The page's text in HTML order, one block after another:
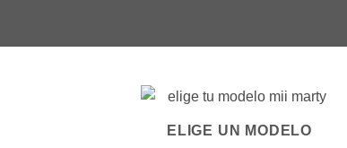
ELIGE UN MODELO